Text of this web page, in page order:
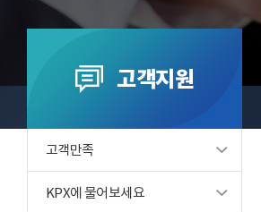
고객지원
고객만족
KPX에 물어보세요